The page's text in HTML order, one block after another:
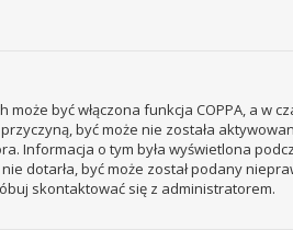
być włączona funkcja COPPA, a w
być może nie została
Informacja o tym była wyświetlona
dotarła, być może został podany
skontaktować się z administratorem.